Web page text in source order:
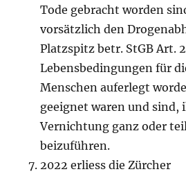
Tode ge­bracht worden
vorsätzlich den
Platz­spitz betr. StGB Art.
Lebensbedingungen für
Menschen auferlegt
geeignet waren und sind,
Vernich­tung ganz oder
beizuführen.
2022 erliess die Zürcher